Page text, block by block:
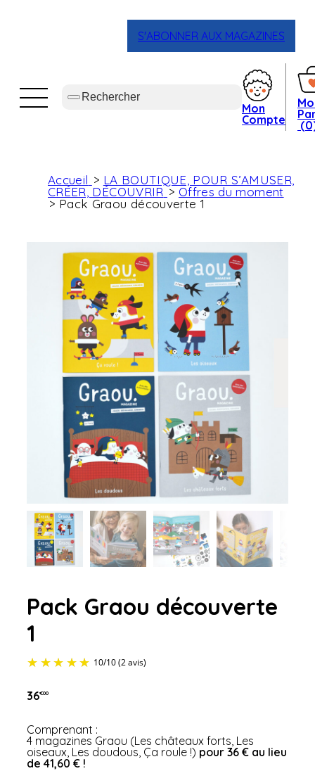
S'ABONNER AUX MAGAZINES
Mon
Compte
Accueil
LA BOUTIQUE, POUR S’AMUSER,
CRÉER, DÉCOUVRIR
Offres du moment
Pack Graou découverte 1
Pack Graou découverte
1
36€00
Comprenant :
4 magazines Graou (Les châteaux forts, Les
oiseaux, Les doudous, Ça roule !) pour 36 € au lieu
de 41,60 € !